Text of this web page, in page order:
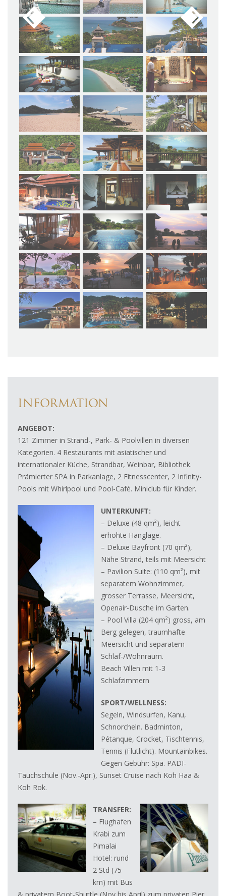
INFORMATION
ANGEBOT:
121 Zimmer in Strand-, Park- & Poolvillen in diversen
Kategorien. 4 Restaurants mit asiatischer und
internationaler Küche, Strandbar, Weinbar, Bibliothek.
Prämierter SPA in Parkanlage, 2 Fitnesscenter, 2 Infinity-
Pools mit Whirlpool und Pool-Café. Miniclub für Kinder.
UNTERKUNFT:
– Deluxe (48 qm²), leicht
erhöhte Hanglage.
– Deluxe Bayfront (70 qm²),
Nähe Strand, teils mit Meersicht
– Pavilion Suite: (110 qm²), mit
separatem Wohnzimmer,
grosser Terrasse, Meersicht,
Openair-Dusche im Garten.
– Pool Villa (204 qm²) gross, am
Berg gelegen, traumhafte
Meersicht und separatem
Schlaf-/Wohnraum.
Beach Villen mit 1-3
Schlafzimmern
SPORT/WELLNESS:
Segeln, Windsurfen, Kanu,
Schnorcheln. Badminton,
Pétanque, Crocket, Tischtennis,
Tennis (Flutlicht). Mountainbikes.
Gegen Gebühr: Spa. PADI-
Tauchschule (Nov.-Apr.), Sunset Cruise nach Koh Haa &
Koh Rok.
TRANSFER:
– Flughafen
Krabi zum
Pimalai
Hotel: rund
2 Std (75
km) mit Bus